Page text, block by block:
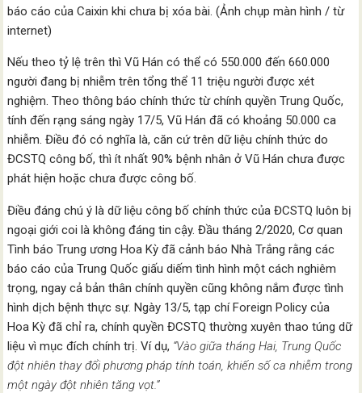
báo cáo của Caixin khi chưa bị xóa bài. (Ảnh chụp màn hình / từ
internet)
Nếu theo tỷ lệ trên thì Vũ Hán có thể có 550.000 đến 660.000
người đang bị nhiễm trên tổng thể 11 triệu người được xét
nghiệm. Theo thông báo chính thức từ chính quyền Trung Quốc,
tính đến rạng sáng ngày 17/5, Vũ Hán đã có khoảng 50.000 ca
nhiễm. Điều đó có nghĩa là, căn cứ trên dữ liệu chính thức do
ĐCSTQ công bố, thì ít nhất 90% bệnh nhân ở Vũ Hán chưa được
phát hiện hoặc chưa được công bố.
Điều đáng chú ý là dữ liệu công bố chính thức của ĐCSTQ luôn bị
ngoại giới coi là không đáng tin cậy. Đầu tháng 2/2020, Cơ quan
Tình báo Trung ương Hoa Kỳ đã cảnh báo Nhà Trắng rằng các
báo cáo của Trung Quốc giấu diếm tình hình một cách nghiêm
trọng, ngay cả bản thân chính quyền cũng không nắm được tình
hình dịch bệnh thực sự. Ngày 13/5, tạp chí Foreign Policy của
Hoa Kỳ đã chỉ ra, chính quyền ĐCSTQ thường xuyên thao túng dữ
liệu vì mục đích chính trị. Ví dụ, “Vào giữa tháng Hai, Trung Quốc
đột nhiên thay đổi phương pháp tính toán, khiến số ca nhiễm trong
một ngày đột nhiên tăng vọt.”